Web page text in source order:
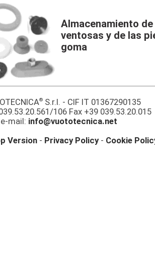
Almacenamiento
ventosas y de las
goma
® S.r.l. - CIF IT 01367290135
106 Fax +39 039.53.20.015
e-mail: info@vuototecnica.net
Version - Privacy Policy- Cookie